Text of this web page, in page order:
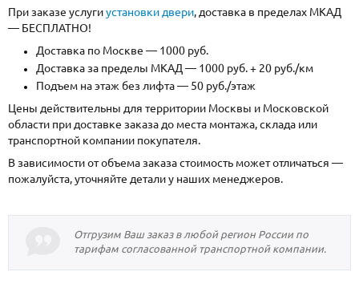
При заказе услугиустановки двери, доставка в пределах МКАД
— БЕСПЛАТНО!
Доставка по Москве — 1000 руб.
Доставка за пределы МКАД — 1000 руб. + 20 руб./км
Подъем на этаж без лифта — 50 руб./этаж
Цены действительны для территории Москвы и Московской
области при доставке заказа до места монтажа, склада или
транспортной компании покупателя.
В зависимости от объема заказа стоимость может отличаться —
пожалуйста, уточняйте детали у наших менеджеров.
Отгрузим Ваш заказ в любой регион России по
тарифам согласованной транспортной компании.